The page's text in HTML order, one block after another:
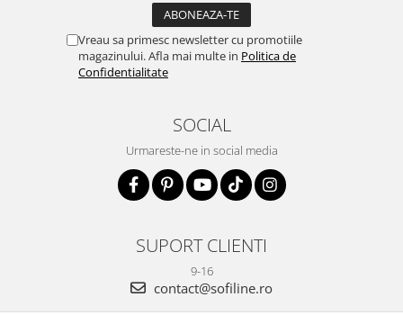
Vreau sa primesc newsletter cu promotiile
magazinului. Afla mai multe in Politica de
Confidentialitate
SOCIAL
Urmareste-ne in social media
SUPORT CLIENTI
9-16
contact@sofiline.ro